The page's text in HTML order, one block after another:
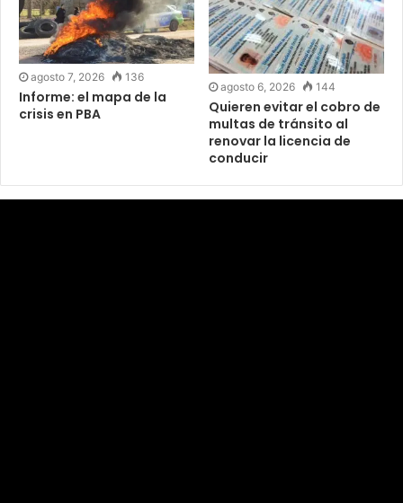
agosto 7, 2026 136
Informe: el mapa de la
crisis en PBA
agosto 6, 2026 144
Quieren evitar el cobro de
multas de tránsito al
renovar la licencia de
conducir